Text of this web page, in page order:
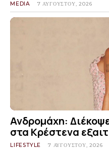
MEDIA 7 ΑΥΓΟΎΣΤΟΥ, 2026
Ανδρομάχη:
στα Κρέστενα
LIFESTYLE 7 ΑΥΓΟΎΣΤΟΥ, 2026